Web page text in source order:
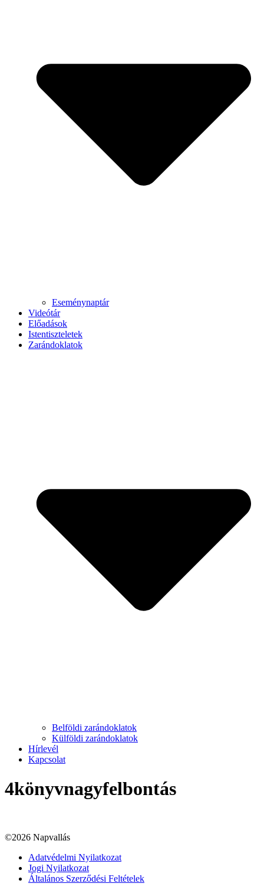
Eseménynaptár
Videótár
Előadások
Istentiszteletek
Zarándoklatok
Belföldi zarándoklatok
Külföldi zarándoklatok
Hírlevél
Kapcsolat
4könyvnagyfelbontás
©2026 Napvallás
Adatvédelmi Nyilatkozat
Jogi Nyilatkozat
Általános Szerződési Feltételek